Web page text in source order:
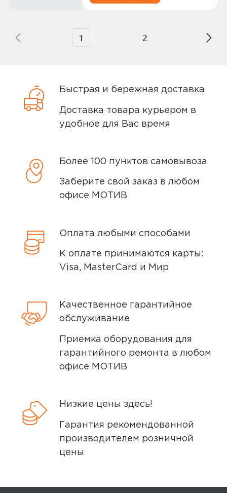
1 2
Быстрая и бережная доставка
Доставка товара курьером в
удобное для Вас время
Более 100 пунктов самовывоза
Заберите свой заказ в любом
офисе МОТИВ
Оплата любыми способами
К оплате принимаются карты:
Visa, MasterCard и Мир
Качественное гарантийное
обслуживание
Приемка оборудования для
гарантийного ремонта в любом
офисе МОТИВ
Низкие цены здесь!
Гарантия рекомендованной
производителем розничной
цены